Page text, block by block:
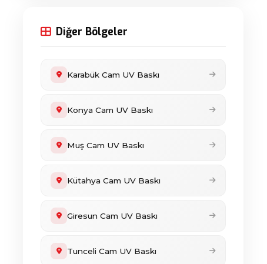
Diğer Bölgeler
Karabük Cam UV Baskı
Konya Cam UV Baskı
Muş Cam UV Baskı
Kütahya Cam UV Baskı
Giresun Cam UV Baskı
Tunceli Cam UV Baskı